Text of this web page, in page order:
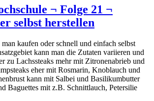
¬ Folge 21 ¬
selbst herstellen
kaufen oder schnell und einfach selbst
kann man die Zutaten variieren und
zu Lachssteaks mehr mit Zitronenabrieb und
eher mit Rosmarin, Knoblauch und
kann mit Salbei und Basilikumbutter
Baguettes mit z.B. Schnittlauch, Petersilie